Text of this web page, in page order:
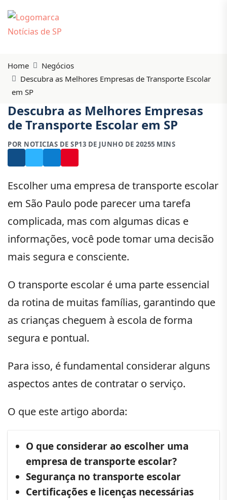
Home
Negócios
Descubra as Melhores Empresas de Transporte Escolar
em SP
Descubra as Melhores Empresas
de Transporte Escolar em SP
POR NOTICIAS DE SP13 DE JUNHO DE 20255 MINS
Escolher uma empresa de transporte escolar
em São Paulo pode parecer uma tarefa
complicada, mas com algumas dicas e
informações, você pode tomar uma decisão
mais segura e consciente.
O transporte escolar é uma parte essencial
da rotina de muitas famílias, garantindo que
as crianças cheguem à escola de forma
segura e pontual.
Para isso, é fundamental considerar alguns
aspectos antes de contratar o serviço.
O que este artigo aborda:
O que considerar ao escolher uma
empresa de transporte escolar?
Segurança no transporte escolar
Certificações e licenças necessárias